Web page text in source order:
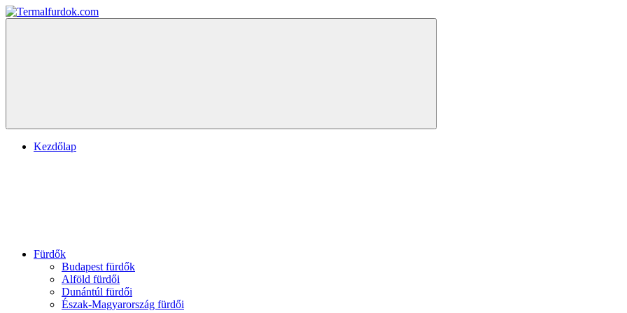
Skip
to
Menu
Kezdőlap
Fürdők
Budapest fürdők
Alföld fürdői
Dunántúl fürdői
Észak-Magyarország fürdői